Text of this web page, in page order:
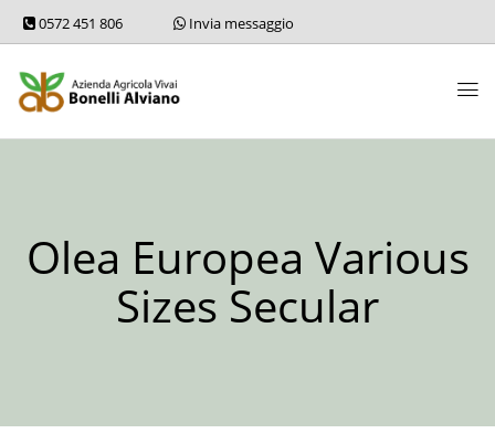
0572 451 806 Invia messaggio
Olea Europea Various
Sizes Secular